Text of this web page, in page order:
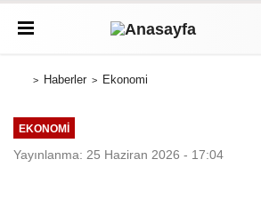
Haberler Ekonomi
EKONOMI
Yayınlanma: 25 Haziran 2026 - 17:04